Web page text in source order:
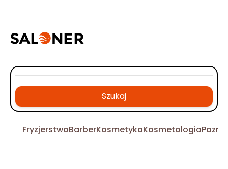
Szukaj
FryzjerstwoBarberKosmetykaKosmetologia